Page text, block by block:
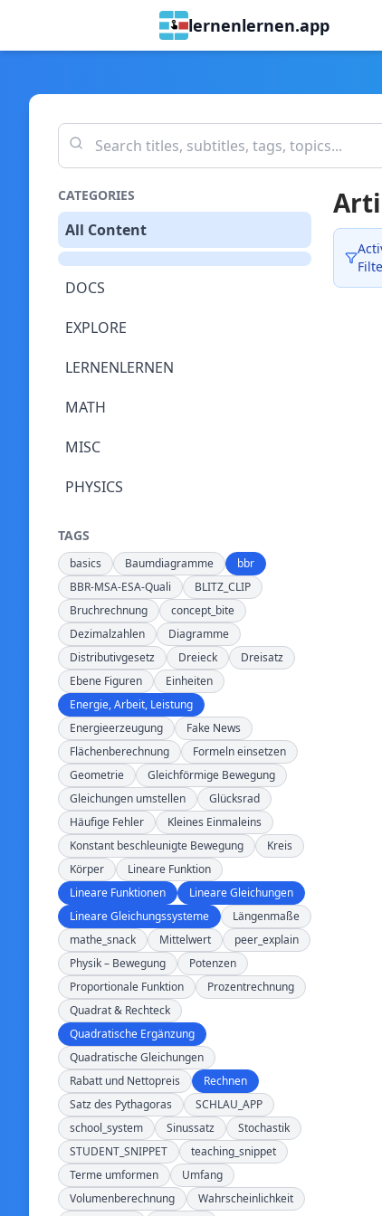
lernenlernen.app
CATEGORIES
All Content
DOCS
EXPLORE
LERNENLERNEN
MATH
MISC
PHYSICS
TAGS
basics Baumdiagramme
bbr
BBR-MSA-ESA-Quali
BLITZ_CLIP
Bruchrechnung
concept_bite
Dezimalzahlen
Diagramme
Distributivgesetz
Dreieck
Dreisatz
Ebene Figuren
Einheiten
Energie, Arbeit, Leistung
Energieerzeugung
Fake News
Flächenberechnung
Formeln einsetzen
Geometrie
Gleichförmige Bewegung
Gleichungen umstellen
Glücksrad
Häufige Fehler
Kleines Einmaleins
Konstant beschleunigte Bewegung
Kreis
Körper
Lineare Funktion
Lineare Funktionen
Lineare Gleichungen
Lineare Gleichungssysteme
Längenmaße
mathe_snack
Mittelwert
peer_explain
Physik – Bewegung
Potenzen
Proportionale Funktion
Prozentrechnung
Quadrat & Rechteck
Quadratische Ergänzung
Quadratische Gleichungen
Rabatt und Nettopreis
Rechnen
Satz des Pythagoras
SCHLAU_APP
school_system
Sinussatz
Stochastik
STUDENT_SNIPPET
teaching_snippet
Terme umformen
Umfang
Volumenberechnung
Wahrscheinlichkeit